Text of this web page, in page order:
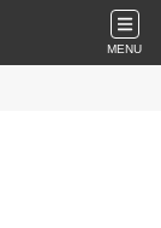
MENU